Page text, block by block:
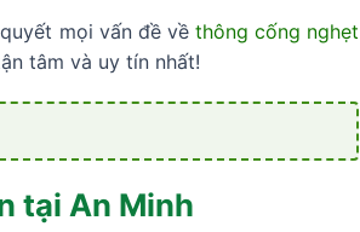
mọi vấn đề về thông cống nghẹt
tâm và uy tín nhất!
tại An Minh